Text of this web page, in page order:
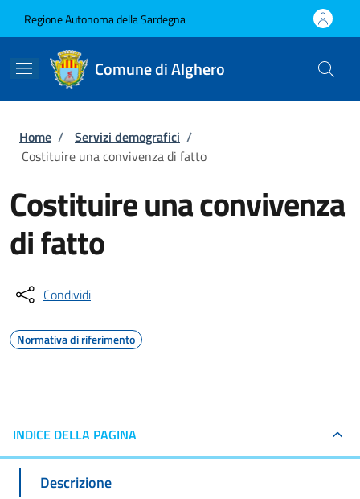
Regione Autonoma della Sardegna
Comune di Alghero
Briciole di pane
Home / Servizi demografici /
Costituire una convivenza di fatto
Costituire una convivenza
di fatto
Condividi
Normativa di riferimento
INDICE DELLA PAGINA
Descrizione